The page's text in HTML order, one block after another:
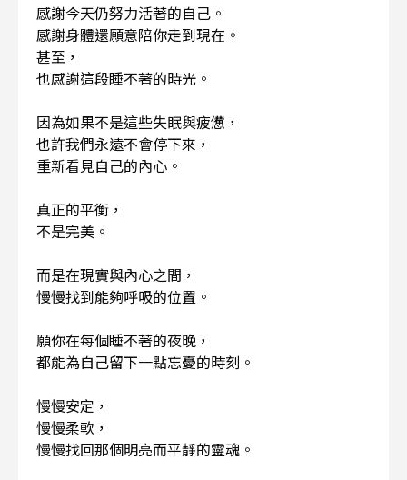
感謝今天仍努力活著的自己。
感謝身體還願意陪你走到現在。
甚至，
也感謝這段睡不著的時光。
因為如果不是這些失眠與疲憊，
也許我們永遠不會停下來，
重新看見自己的內心。
真正的平衡，
不是完美。
而是在現實與內心之間，
慢慢找到能夠呼吸的位置。
願你在每個睡不著的夜晚，
都能為自己留下一點忘憂的時刻。
慢慢安定，
慢慢柔軟，
慢慢找回那個明亮而平靜的靈魂。